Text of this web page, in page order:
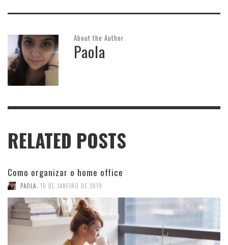
About the Author
Paola
RELATED POSTS
Como organizar o home office
PAOLA, 10 DE JANEIRO DE 2019